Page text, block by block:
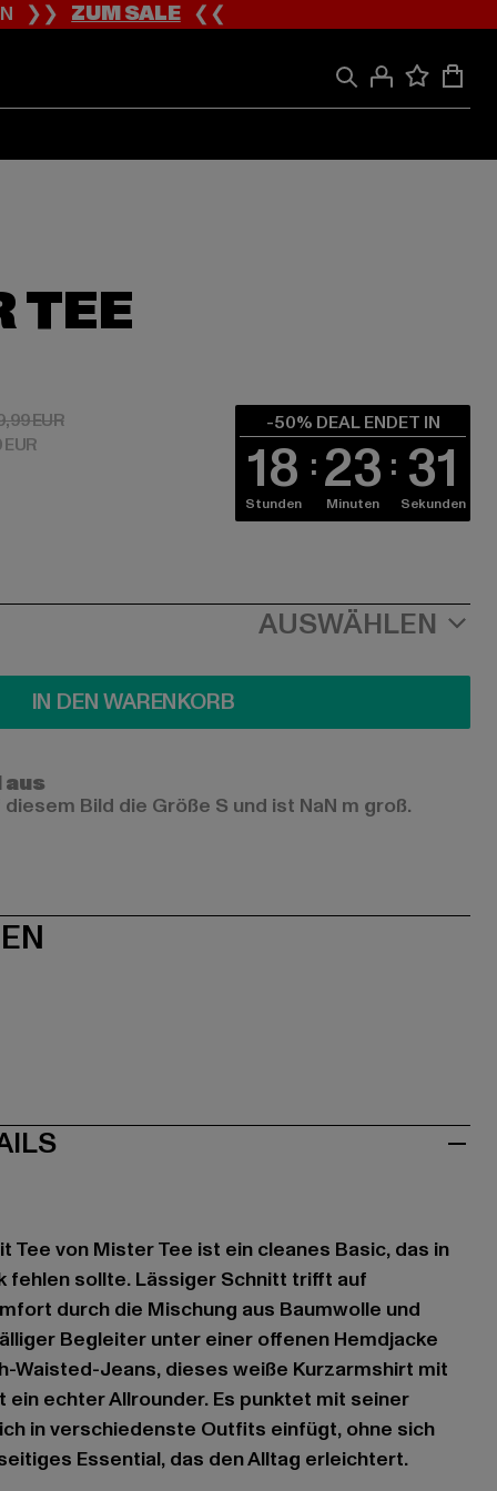
❯❯ZUM SALE❮❮
TEE
EUR
EURAktionspreis: 19,99 EUR
-50% DEAL ENDET IN
18
Stunden 23
Minuten 30
Sekunden
AUSWÄHLEN
IN DEN WARENKORB
Bild die Größe S und ist NaN m groß.
Tee von Mister Tee ist ein cleanes Basic, das in
fehlen sollte. Lässiger Schnitt trifft auf
durch die Mischung aus Baumwolle und
Begleiter unter einer offenen Hemdjacke
Waisted-Jeans, dieses weiße Kurzarmshirt mit
ein echter Allrounder. Es punktet mit seiner
in verschiedenste Outfits einfügt, ohne sich
Essential, das den Alltag erleichtert.